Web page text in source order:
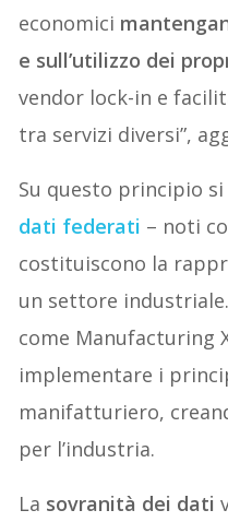
economici
e sull’utilizzo dei
vendor lock-in e
tra servizi diversi”,
Su questo principio si
dati federati – noti
costituiscono la
un settore
come Manufacturing
implementare i
manifatturiero,
per l’industria.
La sovranità dei dati